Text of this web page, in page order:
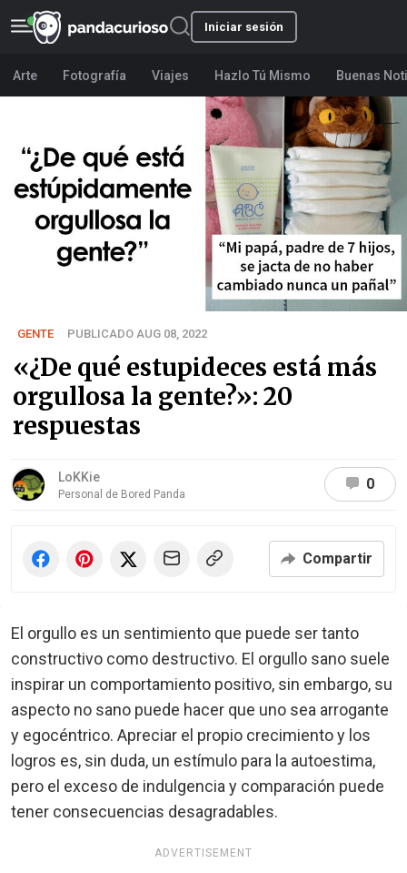
Iniciar sesión
Arte Fotografía Viajes Hazlo Tú Mismo Buenas
GENTE PUBLICADO AUG 08, 2022
«¿De qué estupideces está más
orgullosa la gente?»: 20
respuestas
LoKKie
Personal de Bored Panda
0
Compartir
El orgullo es un sentimiento que puede ser tanto
constructivo como destructivo. El orgullo sano suele
inspirar un comportamiento positivo, sin embargo, su
aspecto no sano puede hacer que uno sea arrogante
y egocéntrico. Apreciar el propio crecimiento y los
logros es, sin duda, un estímulo para la autoestima,
pero el exceso de indulgencia y comparación puede
tener consecuencias desagradables.
ADVERTISEMENT